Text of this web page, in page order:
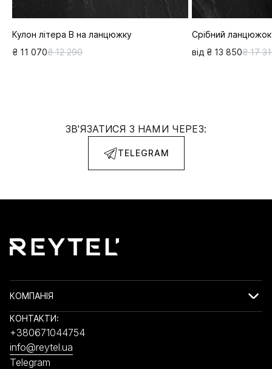
Кулон літера В на ланцюжку
₴ 11 070₴ 12 290
Срібний ланцюжок
від ₴ 13 850₴ 17
ЗВ'ЯЗАТИСЯ З НАМИ ЧЕРЕЗ:
TELEGRAM
КОМПАНІЯ
КОНТАКТИ:
+380671044754
info@reytel.ua
Telegram